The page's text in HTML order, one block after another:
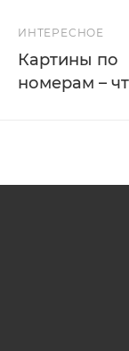
ИНТЕРЕСНОЕ
Картины по
номерам –